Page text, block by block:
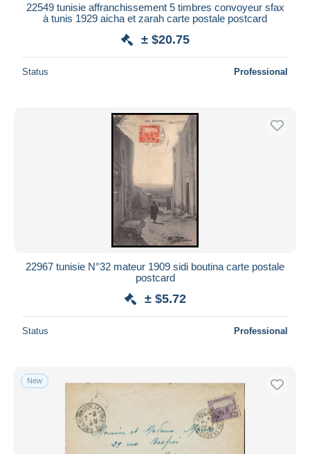
22549 tunisie affranchissement 5 timbres convoyeur sfax
à tunis 1929 aicha et zarah carte postale postcard
± $20.75
Status Professional
22967 tunisie N°32 mateur 1909 sidi boutina carte postale
postcard
± $5.72
Status Professional
New